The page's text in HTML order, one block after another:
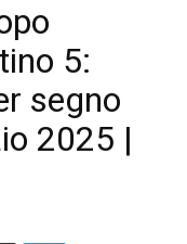
5:
segno
2025 |